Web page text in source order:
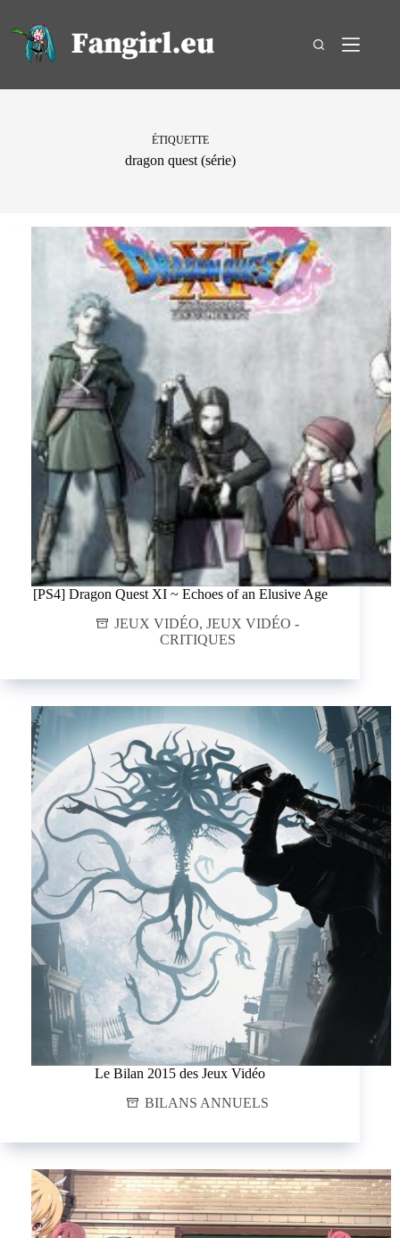
contenu
ÉTIQUETTE
dragon quest (série)
[PS4] Dragon Quest XI ~ Echoes of an Elusive Age
JEUX VIDÉO,JEUX VIDÉO -
CRITIQUES
Le Bilan 2015 des Jeux Vidéo
BILANS ANNUELS